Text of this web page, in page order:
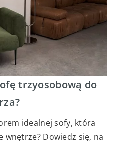
trzyosobową do
idealnej sofy, która
wnętrze? Dowiedz się, na